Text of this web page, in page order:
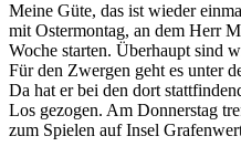
Meine Güte, das ist wieder
mit Ostermontag, an dem Herr
Woche starten. Überhaupt sind
Für den Zwergen geht es unter
Da hat er bei den dort
Los gezogen. Am Donnerstag
zum Spielen auf Insel